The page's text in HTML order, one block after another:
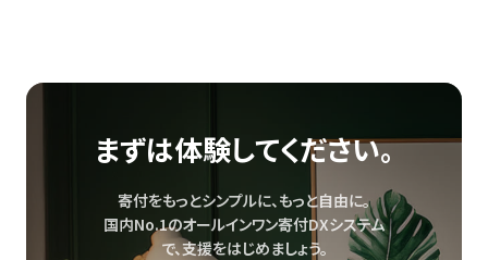
まずは体験してください。
寄付をもっとシンプルに、もっと自由に。
国内No.1のオールインワン寄付DXシステム
で、支援をはじめましょう。